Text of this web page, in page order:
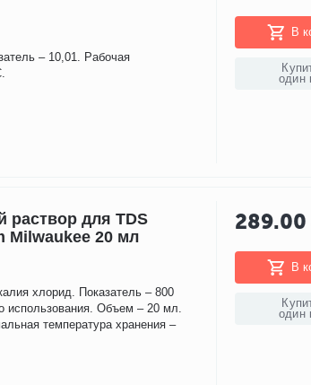
– 10,01. Рабочая
В
один
раствор для TDS
Milwaukee 20 мл
хлорид. Показатель – 800
использования. Объем – 20 мл.
температура хранения –
289.00
В
один